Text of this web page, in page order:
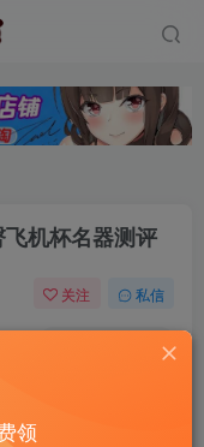
机杯名器测评
关注 私信
码加好友，即
→领